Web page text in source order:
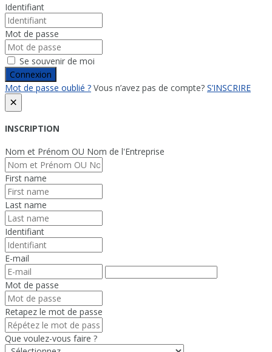
Identifiant
Mot de passe
Se souvenir de moi
Connexion
Mot de passe oublié ? Vous n’avez pas de compte? S’INSCRIRE
×
INSCRIPTION
Nom et Prénom OU Nom de l'Entreprise
First name
Last name
Identifiant
E-mail
Mot de passe
Retapez le mot de passe
Que voulez-vous faire ?